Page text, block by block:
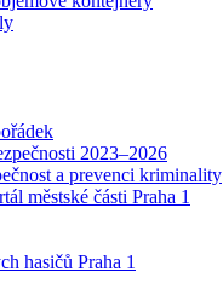
2023–2026
a prevenci kriminality
městské části Praha 1
hasičů Praha 1